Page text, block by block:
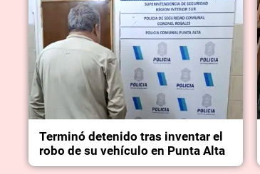
Terminó detenido tras inventar el
robo de su vehículo en Punta Alta